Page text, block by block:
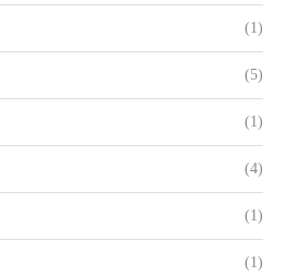
(1)
(5)
(1)
(4)
(1)
(1)